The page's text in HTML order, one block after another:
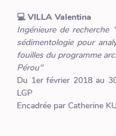
💻 VILLA Valentina
Ingénieure de recherche
sédimentologie pour
fouilles du programme
Pérou"
Du 1er février 2018 au
LGP
Encadrée par Catherine